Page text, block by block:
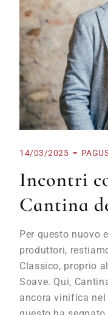
14/03/2025
Incontri
Cantina
Per questo nuovo
produttori,
Classico, proprio
Soave. Qui,
ancora vinifica nel